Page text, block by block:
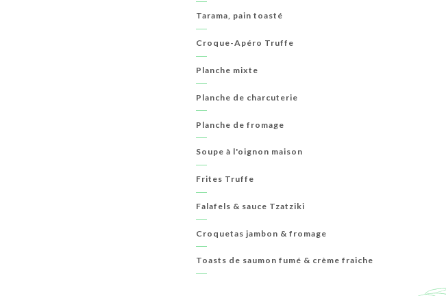
Tarama, pain toasté
Croque-Apéro Truffe
Planche mixte
Planche de charcuterie
Planche de fromage
Soupe à l'oignon maison
Frites Truffe
Falafels & sauce Tzatziki
Croquetas jambon & fromage
Toasts de saumon fumé & crème fraiche